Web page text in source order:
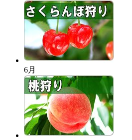
6月